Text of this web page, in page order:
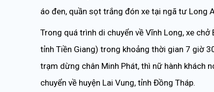
áo đen, quần sọt trắng đón xe tại ngã tư Long
Trong quá trình di chuyển về Vĩnh Long, xe
tỉnh Tiền Giang) trong khoảng thời gian 7 giờ
trạm dừng chân Minh Phát, thì nữ hành khách
chuyển về huyện Lai Vung, tỉnh Đồng Tháp.